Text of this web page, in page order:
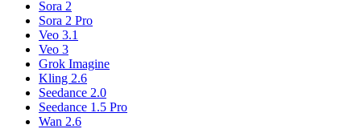
Sora 2
Sora 2 Pro
Veo 3.1
Veo 3
Grok Imagine
Kling 2.6
Seedance 2.0
Seedance 1.5 Pro
Wan 2.6